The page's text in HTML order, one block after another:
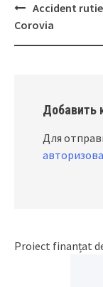
Post
navigation
Accident
Corovia
Добавить
Для
Proiect finanțat